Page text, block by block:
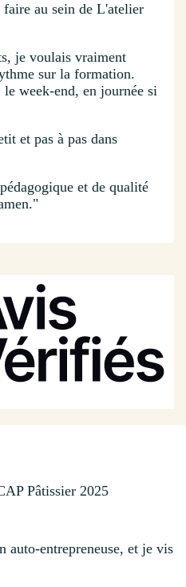
au sein de L'atelier
je voulais vraiment
sur la formation.
week-end, en journée si
et pas à pas dans
et de qualité
Pâtissier 2025
auto-entrepreneuse, et je vis